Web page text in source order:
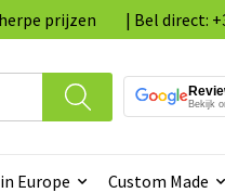
prijzen | Bel direct:
Bekijk
Europe Custom Made